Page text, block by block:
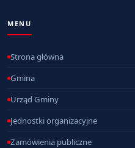
MENU
Strona główna
Gmina
Urząd Gminy
Jednostki organizacyjne
Zamówienia publiczne